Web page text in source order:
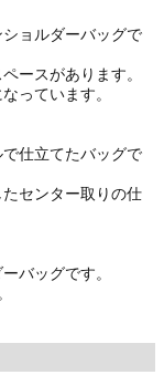
ョルダーバッグで
ースがあります。
っています。
で仕立てたバッグで
センター取りの仕
バッグです。